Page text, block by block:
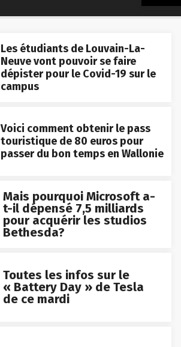
Les étudiants de Louvain-La-
Neuve vont pouvoir se faire
dépister pour le Covid-19 sur le
campus
Voici comment obtenir le pass
touristique de 80 euros pour
passer du bon temps en Wallonie
Mais pourquoi Microsoft a-
t-il dépensé 7,5 milliards
pour acquérir les studios
Bethesda?
Toutes les infos sur le
« Battery Day » de Tesla
de ce mardi